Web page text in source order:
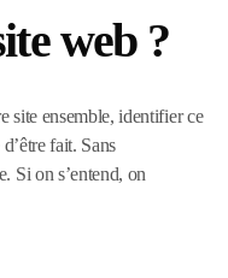
web ?
site ensemble, identifier ce
fait. Sans
Si on s’entend, on